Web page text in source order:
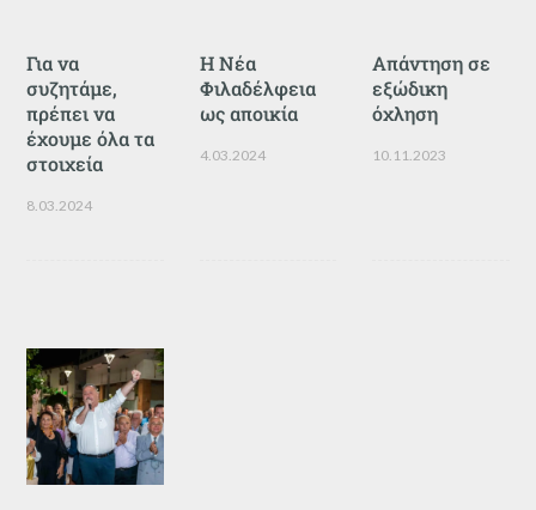
Για να
συζητάμε,
πρέπει να
έχουμε όλα τα
στοιχεία
8.03.2024
Η Νέα
Φιλαδέλφεια
ως αποικία
4.03.2024
Απάντηση σε
εξώδικη
όχληση
10.11.2023